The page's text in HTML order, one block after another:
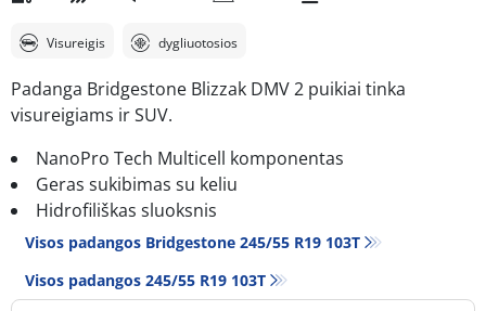
Visureigis dygliuotosios
Padanga Bridgestone Blizzak DMV 2 puikiai tinka
visureigiams ir SUV.
NanoPro Tech Multicell komponentas
Geras sukibimas su keliu
Hidrofiliškas sluoksnis
Visos padangos Bridgestone 245/55 R19 103T
Visos padangos‎ 245/55 R19 103T